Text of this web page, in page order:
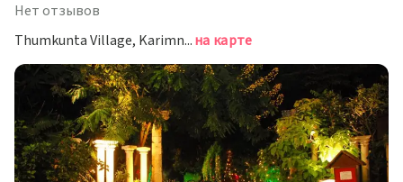
Нет отзывов
Thumkunta Village, Karimnagar Main Road, Шамирпетна карте